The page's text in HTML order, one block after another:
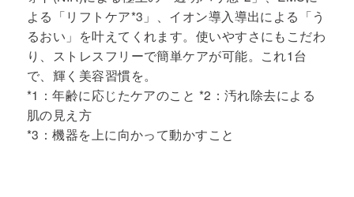
よる「リフトケア*3」、イオン導入導出による「う
るおい」を叶えてくれます。使いやすさにもこだわ
り、ストレスフリーで簡単ケアが可能。これ1台
で、輝く美容習慣を。
*1：年齢に応じたケアのこと *2：汚れ除去による
肌の見え方
*3：機器を上に向かって動かすこと